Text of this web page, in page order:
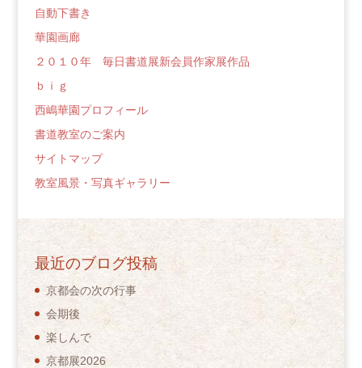
自動下書き
華園画廊
２０１０年 毎日書道展新会員作家展作品
ｂｉｇ
西嶋華園プロフィール
書道教室のご案内
サイトマップ
教室風景・写真ギャラリー
最近のブログ投稿
京都会の次の行事
会期後
楽しんで
京都展2026